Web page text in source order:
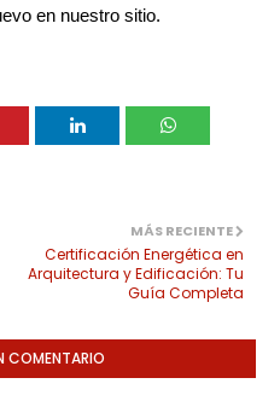
en nuestro sitio.
MÁS RECIENTE
Certificación Energética en
Arquitectura y Edificación: Tu
Guía Completa
COMENTARIO